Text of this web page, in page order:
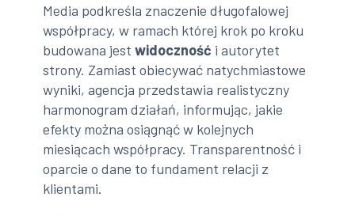
Media podkreśla znaczenie długofalowej
współpracy, w ramach której krok po kroku
budowana jestwidoczność i autorytet
strony. Zamiast obiecywać natychmiastowe
wyniki, agencja przedstawia realistyczny
harmonogram działań, informując, jakie
efekty można osiągnąć w kolejnych
miesiącach współpracy. Transparentność i
oparcie o dane to fundament relacji z
klientami.